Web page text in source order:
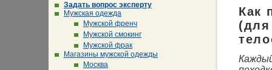
Задать вопрос эксперту
Мужская одежда
Мужской френч
Мужской смокинг
Мужской фрак
Магазины мужской одежды
Москва
Как
(для